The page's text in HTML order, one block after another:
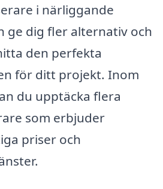
i närliggande
ge dig fler alternativ och
den perfekta
för ditt projekt. Inom
du upptäcka flera
som erbjuder
priser och